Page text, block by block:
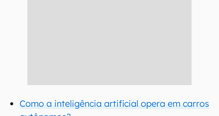
Como a inteligência artificial opera em carros